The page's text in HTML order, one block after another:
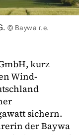
© Baywa r.e.
kurz
Wind-
sichern.
der Baywa